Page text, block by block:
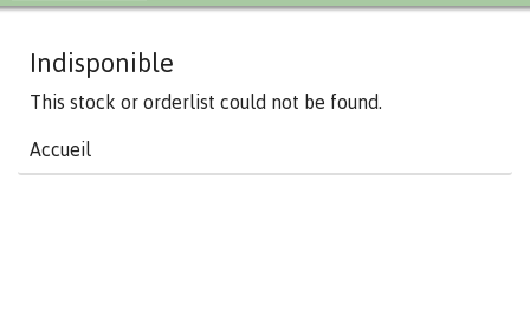
Indisponible
This stock or orderlist could not be found.
Accueil